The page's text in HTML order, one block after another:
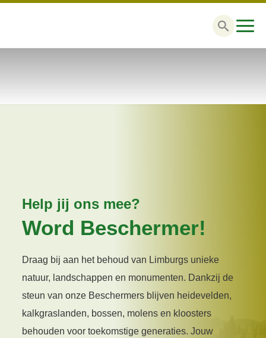
Zoek
Help jij ons mee?
Word Beschermer!
Draag bij aan het behoud van Limburgs unieke
natuur, landschappen en monumenten. Dankzij de
steun van onze Beschermers blijven heidevelden,
kalkgraslanden, bossen, molens en kloosters
behouden voor toekomstige generaties. Jouw